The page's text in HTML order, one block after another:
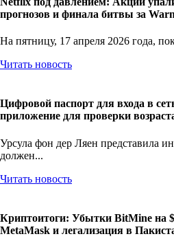
прогнозов и финала битвы за
На пятницу, 17 апреля 2026 года,
Читать новость
Цифровой паспорт для входа в
приложение для проверки
Урсула фон дер Ляен представила
должен...
Читать новость
Криптоитоги: Убытки BitMine на
MetaMask и легализация в